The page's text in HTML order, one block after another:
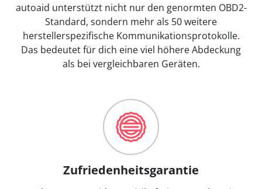
autoaid unterstützt nicht nur den genormten OBD2-
Standard, sondern mehr als 50 weitere
herstellerspezifische Kommunikationsprotokolle.
Das bedeutet für dich eine viel höhere Abdeckung
als bei vergleichbaren Geräten.
Zufriedenheitsgarantie